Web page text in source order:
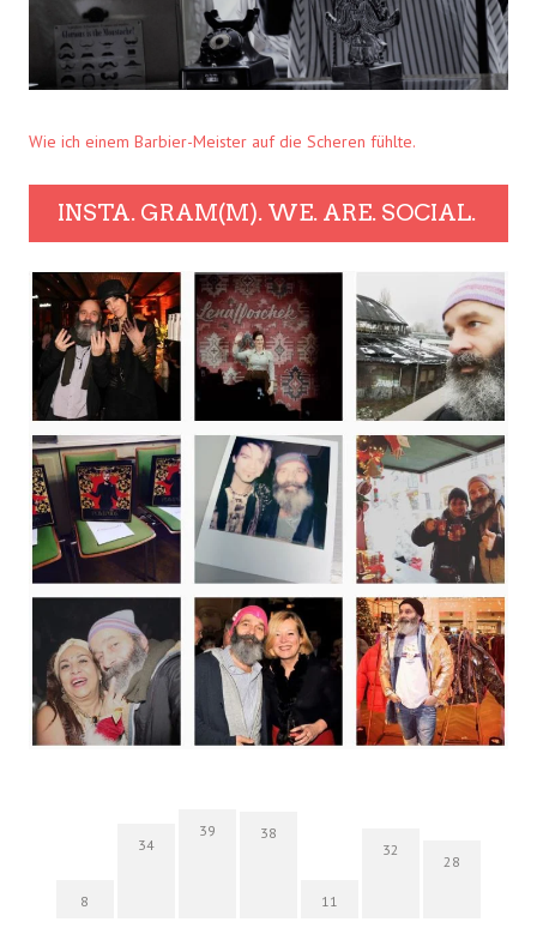
Wie ich einem Barbier-Meister auf die Scheren fühlte.
INSTA. GRAM(M). WE. ARE. SOCIAL.
8
34
39 38
11
32
28